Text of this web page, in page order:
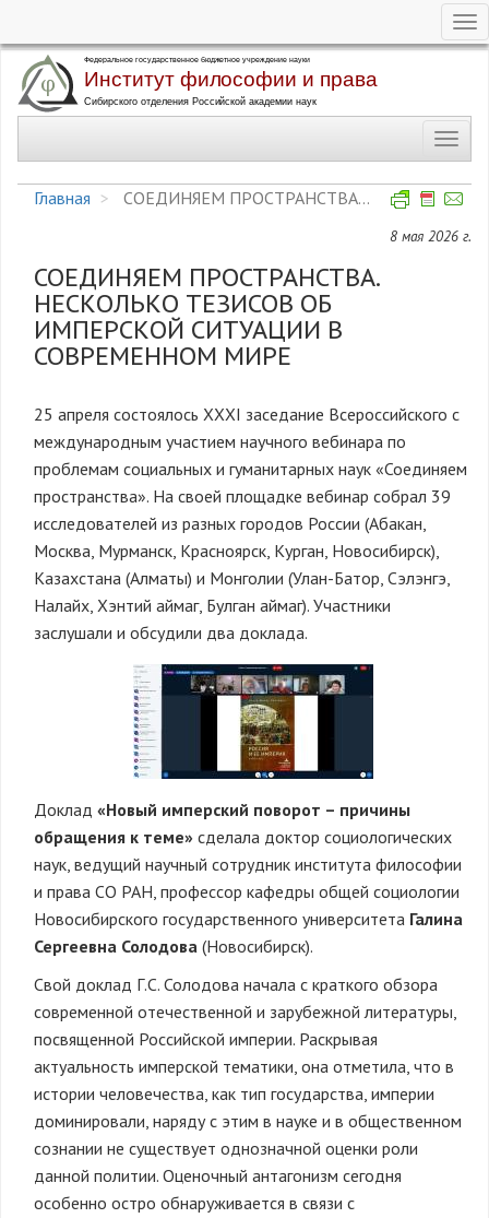
Перейти
основному
Главная
СОЕДИНЯЕМ ПРОСТРАНСТВА...
8 мая 2026 г.
СОЕДИНЯЕМ ПРОСТРАНСТВА.
НЕСКОЛЬКО ТЕЗИСОВ ОБ
ИМПЕРСКОЙ СИТУАЦИИ В
СОВРЕМЕННОМ МИРЕ
25 апреля состоялось XXXI заседание Всероссийского с
международным участием научного вебинара по
проблемам социальных и гуманитарных наук «Соединяем
пространства». На своей площадке вебинар собрал 39
исследователей из разных городов России (Абакан,
Москва, Мурманск, Красноярск, Курган, Новосибирск),
Казахстана (Алматы) и Монголии (Улан-Батор, Сэлэнгэ,
Налайх, Хэнтий аймаг, Булган аймаг). Участники
заслушали и обсудили два доклада.
Доклад «Новый имперский поворот – причины
обращения к теме» сделала доктор социологических
наук, ведущий научный сотрудник института философии
и права СО РАН, профессор кафедры общей социологии
Новосибирского государственного университета Галина
Сергеевна Солодова (Новосибирск).
Свой доклад Г.С. Солодова начала с краткого обзора
современной отечественной и зарубежной литературы,
посвященной Российской империи. Раскрывая
актуальность имперской тематики, она отметила, что в
истории человечества, как тип государства, империи
доминировали, наряду с этим в науке и в общественном
сознании не существует однозначной оценки роли
данной политии. Оценочный антагонизм сегодня
особенно остро обнаруживается в связи с